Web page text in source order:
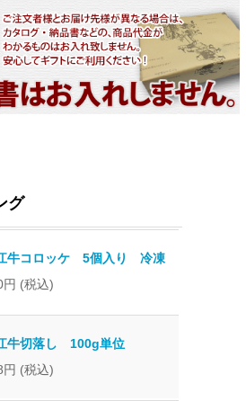
牛コロッケ 5個入り 冷凍
円 (税込)
牛切落し 100g単位
円 (税込)